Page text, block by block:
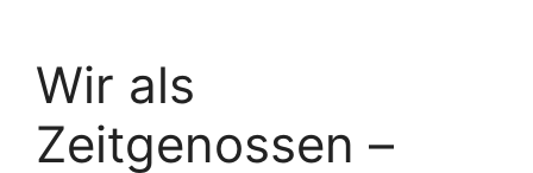
Wir als
Zeitgenossen –